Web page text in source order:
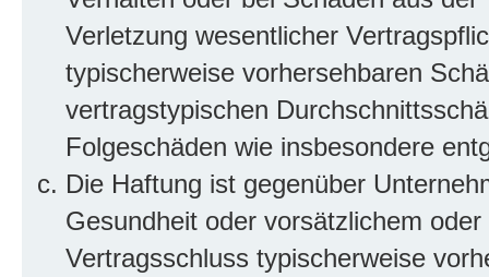
Verletzung wesentlicher
typischerweise vorhersehbaren
vertragstypischen
Folgeschäden wie insbesondere
Die Haftung ist gegenüber
Gesundheit oder vorsätzlichem
Vertragsschluss typischerweise